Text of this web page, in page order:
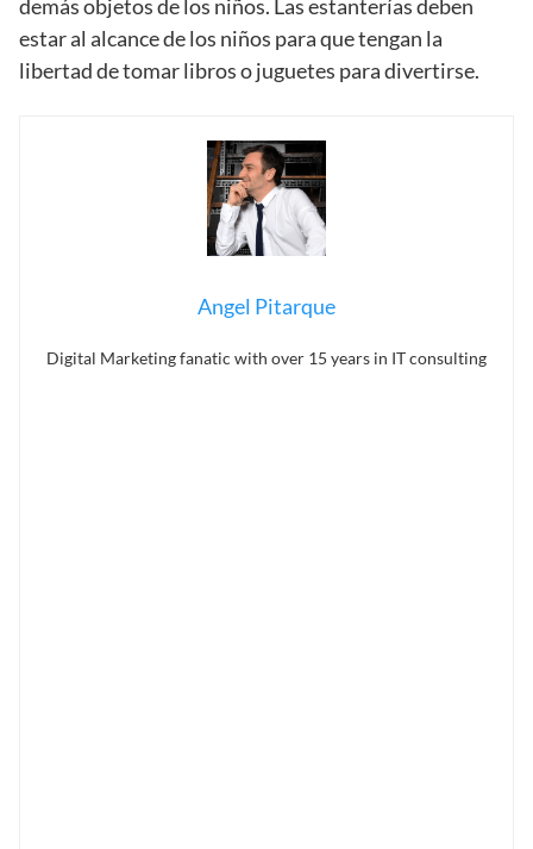
demás objetos de los niños. Las estanterías deben
estar al alcance de los niños para que tengan la
libertad de tomar libros o juguetes para divertirse.
Angel Pitarque
Digital Marketing fanatic with over 15 years in IT consulting